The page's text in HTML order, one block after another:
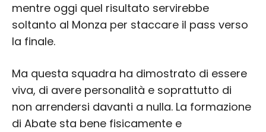
mentre oggi quel risultato servirebbe
soltanto al Monza per staccare il pass verso
la finale.
Ma questa squadra ha dimostrato di essere
viva, di avere personalità e soprattutto di
non arrendersi davanti a nulla. La formazione
di Abate sta bene fisicamente e